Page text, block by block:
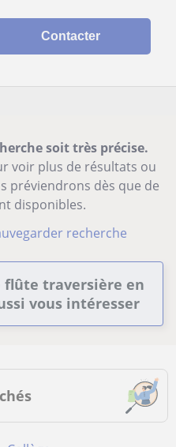
Contacter
soit très précise.
voir plus de résultats ou
préviendrons dès que de
disponibles.
recherche
flûte traversière en
vous intéresser